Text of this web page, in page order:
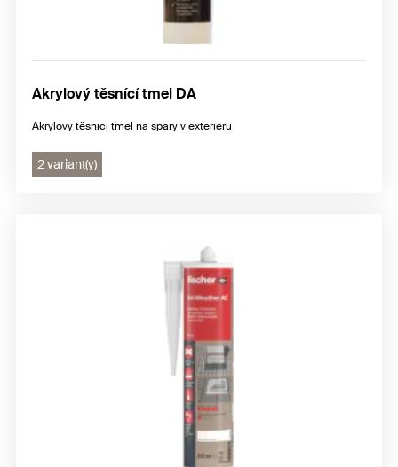
Akrylový těsnící tmel DA
Akrylový těsnicí tmel na spáry v exteriéru
2 variant(y)